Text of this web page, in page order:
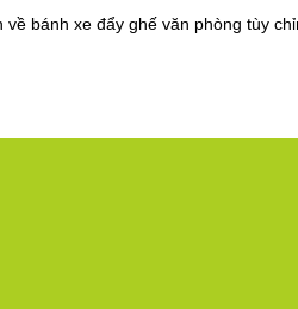
về bánh xe đẩy ghế văn phòng tùy